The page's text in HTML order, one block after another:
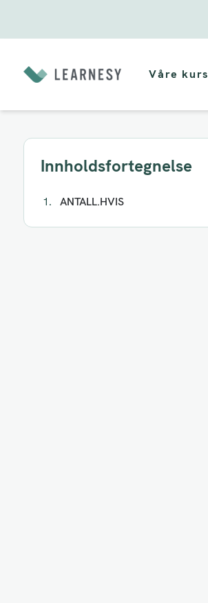
innholdet
Våre kurs
Innholdsfortegnelse
ANTALL.HVIS